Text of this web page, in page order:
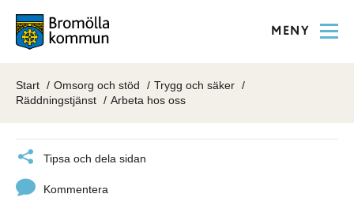
MENY
Start Omsorg och stöd
Trygg och säker
Räddningstjänst
Arbeta hos oss
Tipsa och dela sidan
Kommentera